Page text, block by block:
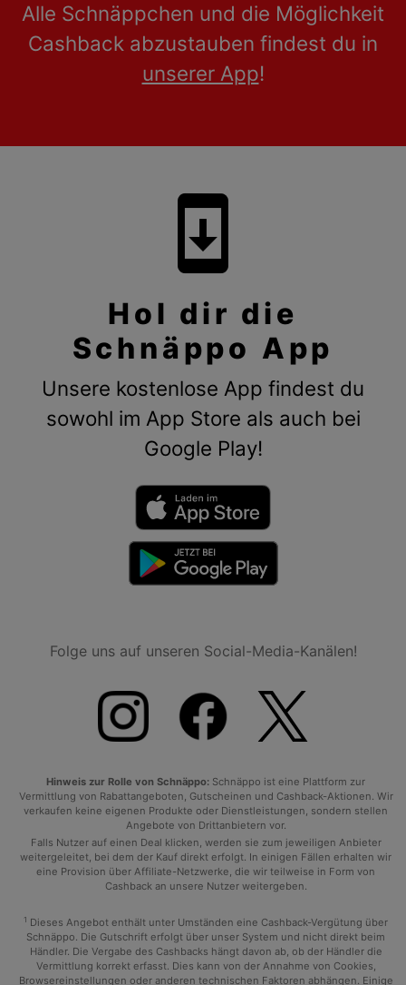
Alle Schnäppchen und die Möglichkeit
Cashback abzustauben findest du in
unserer App!
system_update
Hol dir die
Schnäppo App
Unsere kostenlose App findest du
sowohl im App Store als auch bei
Google Play!
Folge uns auf unseren Social-Media-Kanälen!
Hinweis zur Rolle von Schnäppo: Schnäppo ist eine Plattform zur
Vermittlung von Rabattangeboten, Gutscheinen und Cashback-Aktionen. Wir
verkaufen keine eigenen Produkte oder Dienstleistungen, sondern stellen
Angebote von Drittanbietern vor.
Falls Nutzer auf einen Deal klicken, werden sie zum jeweiligen Anbieter
weitergeleitet, bei dem der Kauf direkt erfolgt. In einigen Fällen erhalten wir
eine Provision über Affiliate-Netzwerke, die wir teilweise in Form von
Cashback an unsere Nutzer weitergeben.
1 Dieses Angebot enthält unter Umständen eine Cashback-Vergütung über
Schnäppo. Die Gutschrift erfolgt über unser System und nicht direkt beim
Händler. Die Vergabe des Cashbacks hängt davon ab, ob der Händler die
Vermittlung korrekt erfasst. Dies kann von der Annahme von Cookies,
Browsereinstellungen oder anderen technischen Faktoren abhängen. Einige